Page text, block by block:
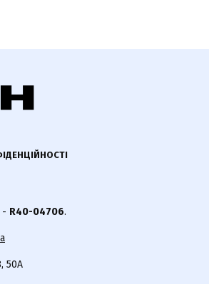
- R40-04706.
50А